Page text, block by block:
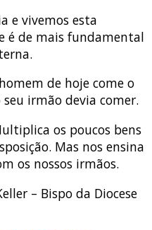
e vivemos esta
é de mais fundamental
de hoje come o
irmão devia comer.
os poucos bens
Mas nos ensina
os nossos irmãos.
– Bispo da Diocese